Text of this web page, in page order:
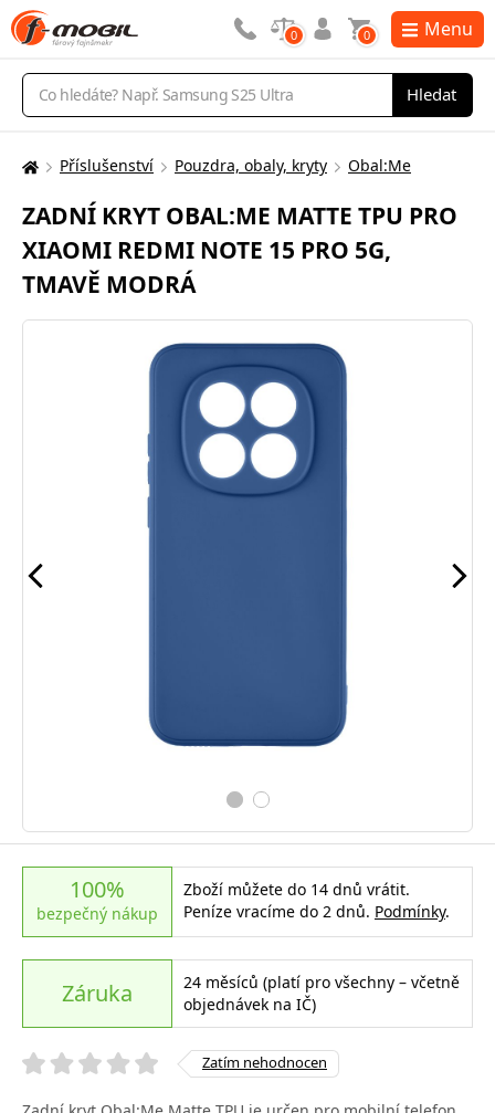
Vyhledávání
Hledat
0 0 Menu
Zde
nacházíte:
Příslušenství Pouzdra, obaly, kryty Obal:Me
ZADNÍ KRYT OBAL:ME MATTE TPU PRO
XIAOMI REDMI NOTE 15 PRO 5G,
TMAVĚ MODRÁ
100%
bezpečný nákup
Zboží můžete do 14 dnů vrátit.
Peníze vracíme do 2 dnů. Podmínky.
Záruka
24 měsíců (platí pro všechny – včetně
objednávek na IČ)
Zatím nehodnocen